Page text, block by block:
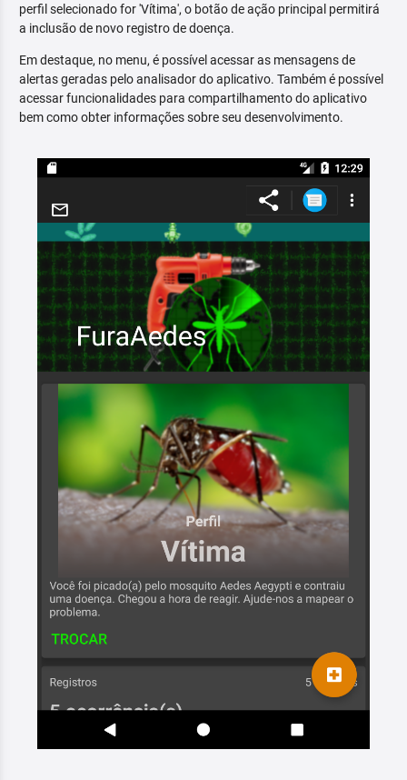
perfil selecionado for 'Vítima', o botão de ação principal permitirá
a inclusão de novo registro de doença.
Em destaque, no menu, é possível acessar as mensagens de
alertas geradas pelo analisador do aplicativo. Também é possível
acessar funcionalidades para compartilhamento do aplicativo
bem como obter informações sobre seu desenvolvimento.